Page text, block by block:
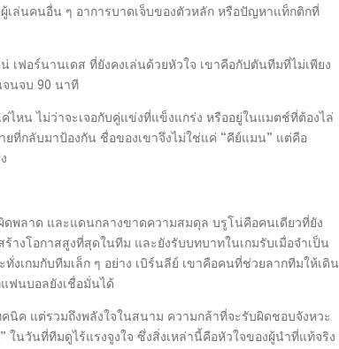
ล่นคนอื่น ๆ อาการบาดเจ็บของตัวหลัก หรือปัญหาแท็กติกที่
ฟอร์นานเดส ที่ยังคงเล่นด้วยหัวใจ เขาคือกัปตันทีมที่ไม่เพียง
จนจบ 90 นาที
หน ไม่ว่าจะเจอกับคู่แข่งที่แข็งแกร่ง หรืออยู่ในแมตช์ที่ต้องไล่
ที่กลับมาป้องกัน ชื่อของเขาจึงไม่ใช่แค่ “คีย์แมน” แต่คือ
พลาด และแดนกลางขาดความสมดุล บรูโน่คือคนเดียวที่ยัง
างโอกาสสูงที่สุดในทีม และยังรับบทบาทในเกมรับเมื่อจำเป็น
งเกมกับทีมเล็ก ๆ อย่าง เบิร์นลีย์ เขาคือคนที่ช่วยลากทีมให้เดิน
ฟนบอลยังเชื่อมั่นได้
นิค แต่รวมถึงพลังใจในสนาม ความกล้าที่จะรับผิดชอบจังหวะ
นวันที่ทีมดูไร้แรงจูงใจ ซึ่งสิ่งเหล่านี้คือหัวใจของผู้นำที่แท้จริง